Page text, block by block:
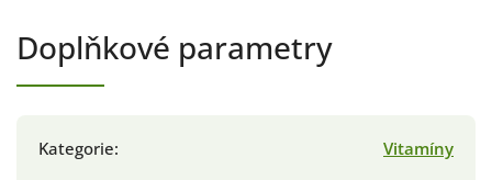
Doplňkové parametry
Kategorie:
Vitamíny